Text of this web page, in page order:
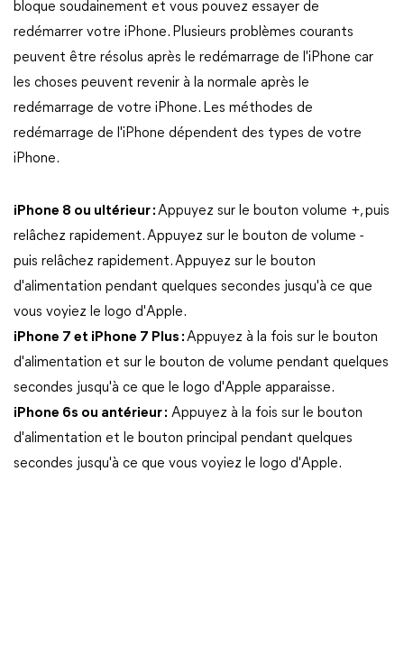
bloque soudainement et vous pouvez essayer de
redémarrer votre iPhone. Plusieurs problèmes courants
peuvent être résolus après le redémarrage de l'iPhone car
les choses peuvent revenir à la normale après le
redémarrage de votre iPhone. Les méthodes de
redémarrage de l'iPhone dépendent des types de votre
iPhone.
iPhone 8 ou ultérieur :Appuyez sur le bouton volume +, puis
relâchez rapidement. Appuyez sur le bouton de volume -
puis relâchez rapidement. Appuyez sur le bouton
d'alimentation pendant quelques secondes jusqu'à ce que
vous voyiez le logo d'Apple.
iPhone 7 et iPhone 7 Plus :Appuyez à la fois sur le bouton
d'alimentation et sur le bouton de volume pendant quelques
secondes jusqu'à ce que le logo d'Apple apparaisse.
iPhone 6s ou antérieur : Appuyez à la fois sur le bouton
d'alimentation et le bouton principal pendant quelques
secondes jusqu'à ce que vous voyiez le logo d'Apple.